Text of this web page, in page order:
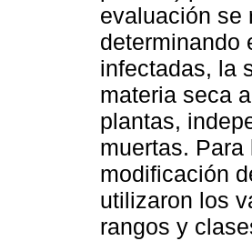
evaluación se
determinando
infectadas, la
materia seca
plantas,
muertas.
modificación
utilizaron los
rangos y